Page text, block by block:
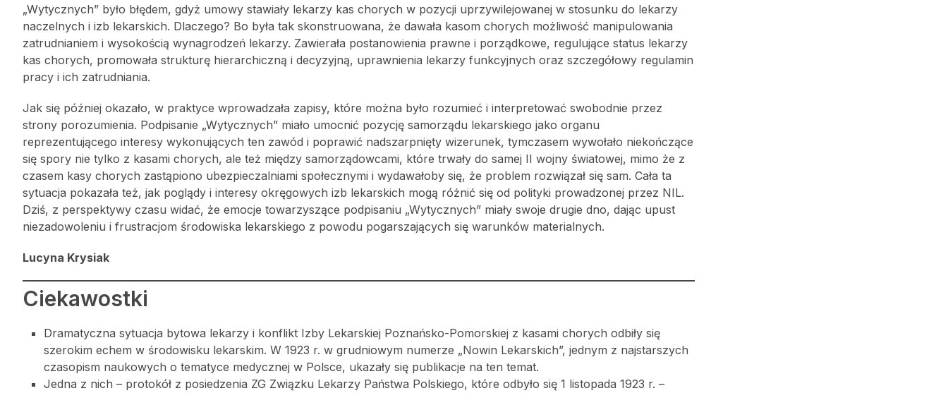
„Wytycznych” było błędem, gdyż umowy stawiały lekarzy kas chorych w pozycji uprzywilejowanej w stosunku do lekarzy
naczelnych i izb lekarskich. Dlaczego? Bo była tak skonstruowana, że dawała kasom chorych możliwość manipulowania
zatrudnianiem i wysokością wynagrodzeń lekarzy. Zawierała postanowienia prawne i porządkowe, regulujące status lekarzy
kas chorych, promowała strukturę hierarchiczną i decyzyjną, uprawnienia lekarzy funkcyjnych oraz szczegółowy regulamin
pracy i ich zatrudniania.
Jak się później okazało, w praktyce wprowadzała zapisy, które można było rozumieć i interpretować swobodnie przez
strony porozumienia. Podpisanie „Wytycznych” miało umocnić pozycję samorządu lekarskiego jako organu
reprezentującego interesy wykonujących ten zawód i poprawić nadszarpnięty wizerunek, tymczasem wywołało niekończące
się spory nie tylko z kasami chorych, ale też między samorządowcami, które trwały do samej II wojny światowej, mimo że z
czasem kasy chorych zastąpiono ubezpieczalniami społecznymi i wydawałoby się, że problem rozwiązał się sam. Cała ta
sytuacja pokazała też, jak poglądy i interesy okręgowych izb lekarskich mogą różnić się od polityki prowadzonej przez NIL.
Dziś, z perspektywy czasu widać, że emocje towarzyszące podpisaniu „Wytycznych” miały swoje drugie dno, dając upust
niezadowoleniu i frustracjom środowiska lekarskiego z powodu pogarszających się warunków materialnych.
Lucyna Krysiak
Ciekawostki
Dramatyczna sytuacja bytowa lekarzy i konflikt Izby Lekarskiej Poznańsko-Pomorskiej z kasami chorych odbiły się
szerokim echem w środowisku lekarskim. W 1923 r. w grudniowym numerze „Nowin Lekarskich”, jednym z najstarszych
czasopism naukowych o tematyce medycznej w Polsce, ukazały się publikacje na ten temat.
Jedna z nich – protokół z posiedzenia ZG Związku Lekarzy Państwa Polskiego, które odbyło się 1 listopada 1923 r. –